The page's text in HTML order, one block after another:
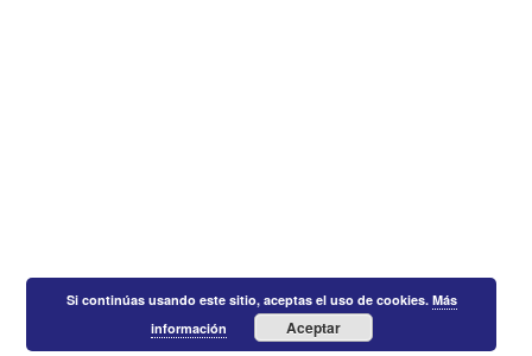
Si continúas usando este sitio, aceptas el uso de cookies. Más
información
Aceptar